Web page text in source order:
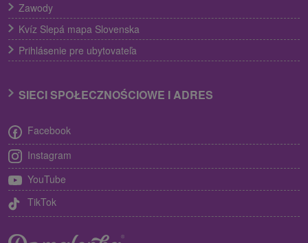
Zawody
Kvíz Slepá mapa Slovenska
Prihlásenie pre ubytovateľa
SIECI SPOŁECZNOŚCIOWE I ADRES
Facebook
Instagram
YouTube
TikTok